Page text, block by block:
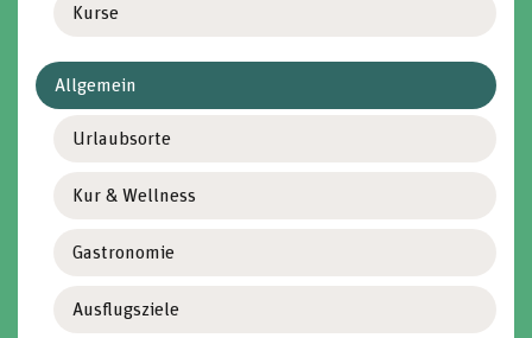
Kurse
Allgemein
Urlaubsorte
Kur & Wellness
Gastronomie
Ausflugsziele